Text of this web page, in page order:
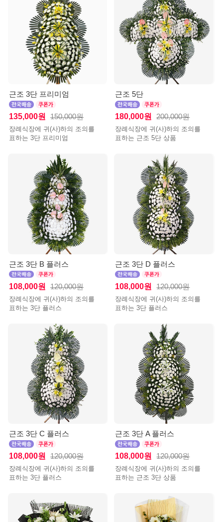
근조 3단 프리미엄
135,000원 150,000원
장례식장에 귀(사)하의 조의를
표하는 3단 프리미엄
근조 5단
180,000원 200,000원
장례식장에 귀(사)하의 조의를
표하는 근조 5단 상품
근조 3단 B 플러스
108,000원 120,000원
장례식장에 귀(사)하의 조의를
표하는 3단 플러스
근조 3단 D 플러스
108,000원 120,000원
장례식장에 귀(사)하의 조의를
표하는 3단 플러스
근조 3단 C 플러스
108,000원 120,000원
장례식장에 귀(사)하의 조의를
표하는 3단 플러스
근조 3단 A 플러스
108,000원 120,000원
장례식장에 귀(사)하의 조의를
표하는 근조 3단 상품